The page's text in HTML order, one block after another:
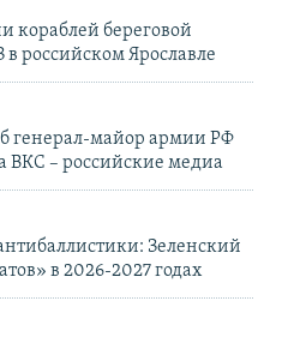
кораблей береговой
российском Ярославле
генерал-майор армии РФ
ВКС – российские медиа
Зеленский
в 2026-2027 годах